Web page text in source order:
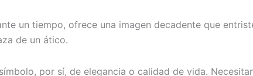
un tiempo, ofrece una imagen decadente que
de un ático.
por sí, de elegancia o calidad de vida.